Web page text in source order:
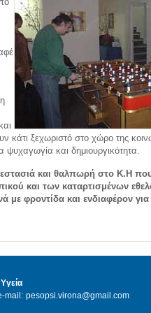
κάτι ξεχωριστό στο χώρο της
και δημιουργικότητα.
και θαλπωρή στο Κ.Η που
και των καταρτισμένων
με φροντίδα και ενδιαφέρον
mail: pesopsi.virona@gmail.com